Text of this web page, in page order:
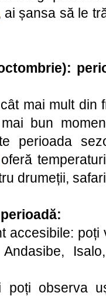
ai șansa să le
mai mult din
bun
perioada
drumeții,
accesibile: poți
observa